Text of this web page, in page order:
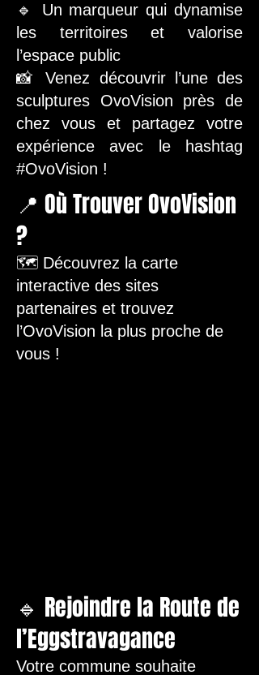
🔹 Un marqueur qui dynamise
les territoires et valorise
l’espace public
📸 Venez découvrir l’une des
sculptures OvoVision près de
chez vous et partagez votre
expérience avec le hashtag
#OvoVision !
📍 Où Trouver OvoVision
?
🗺️ Découvrez la carte
interactive des sites
partenaires et trouvez
l’OvoVision la plus proche de
vous !
🔹 Rejoindre la Route de
l’Eggstravagance
Votre commune souhaite